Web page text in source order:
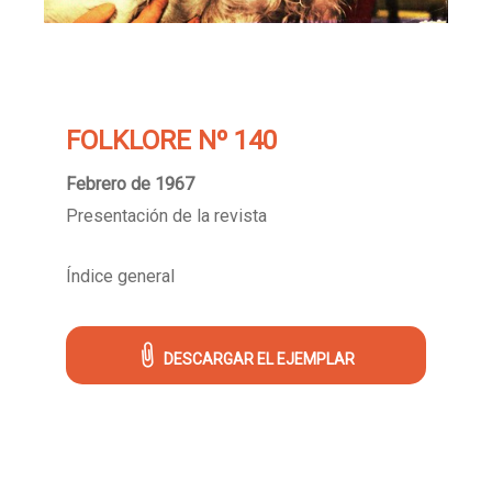
FOLKLORE Nº 140
Febrero de 1967
Presentación de la revista
Índice general
DESCARGAR EL EJEMPLAR